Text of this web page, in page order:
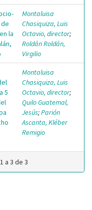
la
Montaluisa
Chasiquiza, Luis
Octavio, director;
Roldán Roldán,
Virgilio
5
Montaluisa
Chasiquiza, Luis
Octavio, director;
Quilo Guatemal,
Jesús;Parión
Ascanta, Kléber
Remigio
a 3 de 3